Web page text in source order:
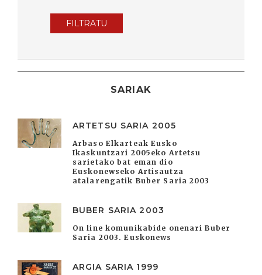
FILTRATU
SARIAK
ARTETSU SARIA 2005
Arbaso Elkarteak Eusko
Ikaskuntzari 2005eko Artetsu
sarietako bat eman dio
Euskonewseko Artisautza
atalarengatik Buber Saria 2003
BUBER SARIA 2003
On line komunikabide onenari Buber
Saria 2003. Euskonews
ARGIA SARIA 1999